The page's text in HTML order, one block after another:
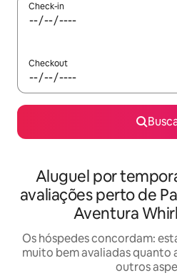
Check-in
Checkout
Aluguel por
avaliações perto de
Aventura
Os hóspedes concordam:
muito bem avaliadas quanto
outros